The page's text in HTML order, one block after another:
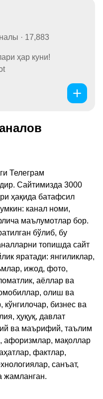
· 17,883
ҳар куни!
Телеграм
Сайтимизда 3000
ҳақида батафсил
канал номи,
маълумотлар бор.
бўлиб, бу
топишда сайт
яратади: янгиликлар,
ижод, фото,
аёллар ва
олиш ва
бизнес ва
ҳуқуқ, давлат
ва маърифий, таълим
афоризмлар, мақоллар
фактлар,
санъат,
жамланган.